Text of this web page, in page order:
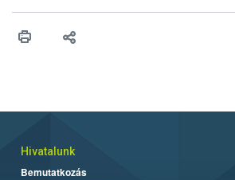
vonni az ebek viselkedésének
Hivatalunk
Bemutatkozás